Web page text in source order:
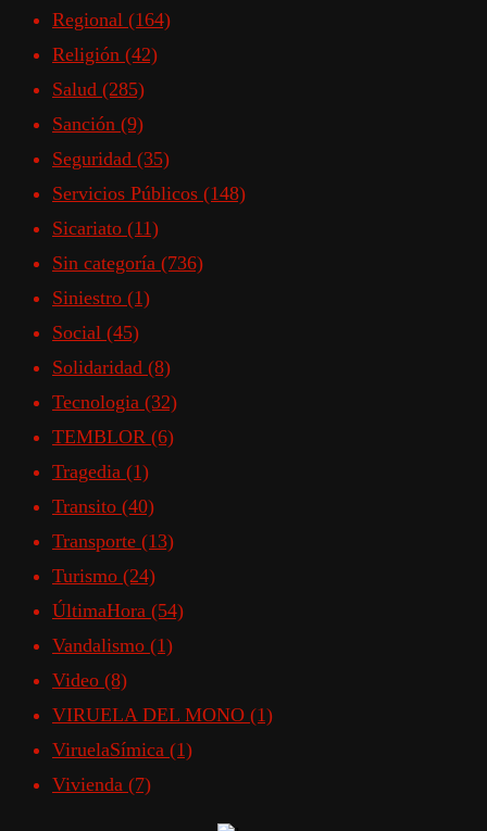
Regional (164)
Religión (42)
Salud (285)
Sanción (9)
Seguridad (35)
Servicios Públicos (148)
Sicariato (11)
Sin categoría (736)
Siniestro (1)
Social (45)
Solidaridad (8)
Tecnologia (32)
TEMBLOR (6)
Tragedia (1)
Transito (40)
Transporte (13)
Turismo (24)
ÚltimaHora (54)
Vandalismo (1)
Video (8)
VIRUELA DEL MONO (1)
ViruelaSímica (1)
Vivienda (7)